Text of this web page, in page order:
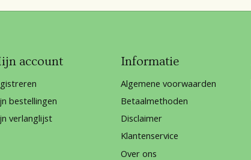
account
bestellingen
verlanglijst
Informatie
Algemene voorwaarden
Betaalmethoden
Disclaimer
Klantenservice
Over ons